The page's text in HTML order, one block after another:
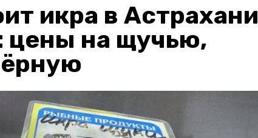
икра в Астрахани
цены на щучью,